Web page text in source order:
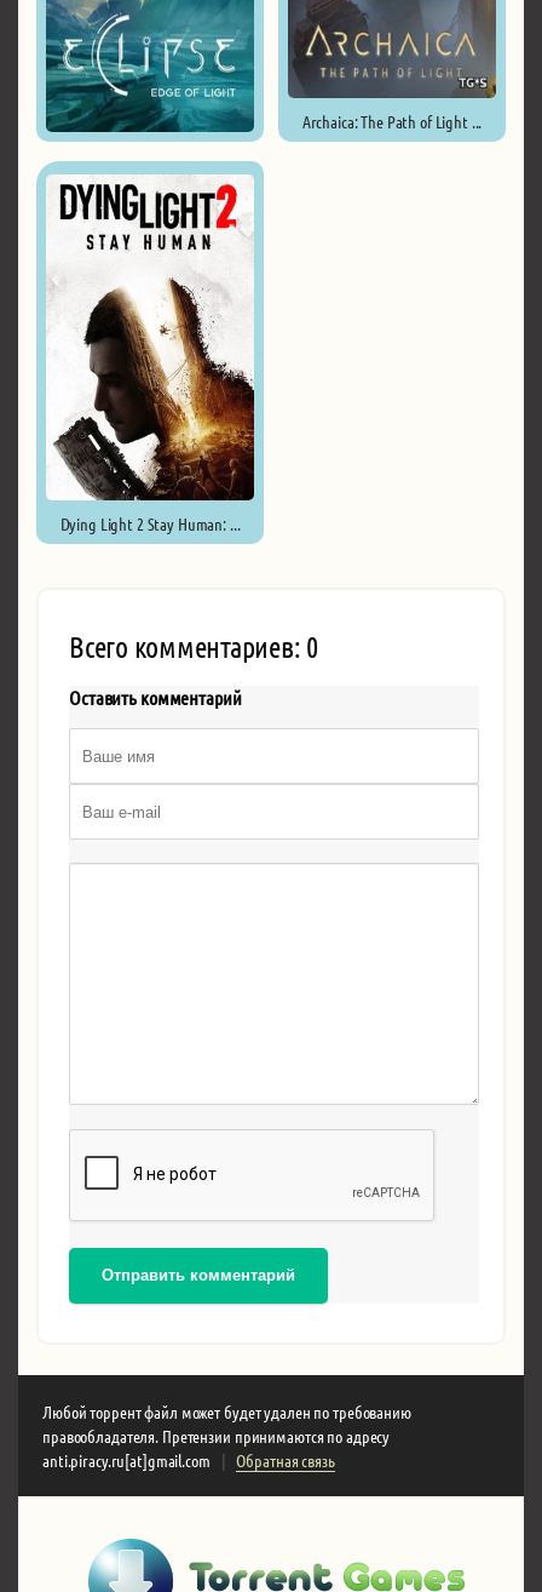
Archaica: The Path of Light ...
Dying Light 2 Stay Human: ...
Всего комментариев: 0
Оставить комментарий
Отправить комментарий
Любой торрент файл может будет удален по требованию
правообладателя. Претензии принимаются по адресу
anti.piracy.ru[at]gmail.com
| Обратная связь